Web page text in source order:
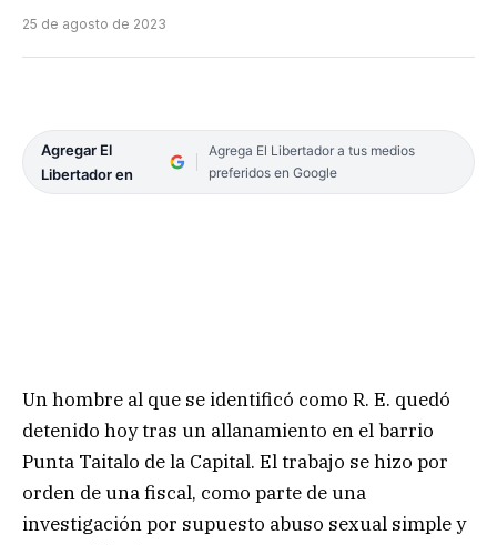
25 de agosto de 2023
Agregar El
Libertador en
Agrega El Libertador a tus medios
preferidos en Google
Un hombre al que se identificó como R. E. quedó
detenido hoy tras un allanamiento en el barrio
Punta Taitalo de la Capital. El trabajo se hizo por
orden de una fiscal, como parte de una
investigación por supuesto abuso sexual simple y